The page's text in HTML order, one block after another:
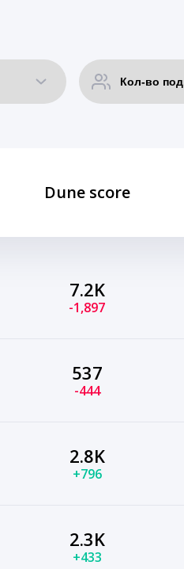
Dune score
7.2K
-1,897
537
-444
2.8K
+796
2.3K
+433